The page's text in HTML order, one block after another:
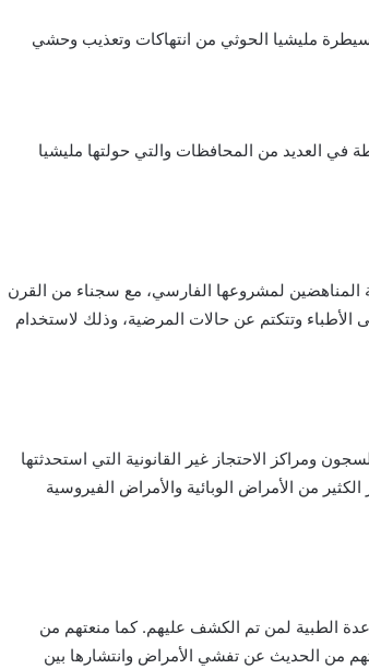
مليشيا الحوثي من انتهاكات وتعذيب وحشي
في العديد من المحافظات والتي حولتها مليشيا
المناهضين لمشروعها الفارسي، مع سجناء من القرن
وتتكتم عن حالات المرضية، وذلك لاستخدام
ومراكز الاحتجاز غير القانونية التي استحدثتها
من الأمراض الوبائية والأمراض الفيروسية
الطبية لمن تم الكشف عليهم. كما منعتهم من
من الحديث عن تفشي الأمراض وانتشارها بين